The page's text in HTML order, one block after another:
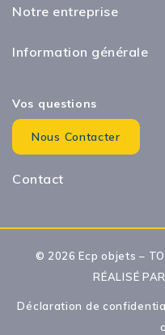
Notre entreprise
Information générale
Vos questions
Nous Contacter
Contact
© 2026 Ecp objets –
RÉALISÉ
Déclaration de